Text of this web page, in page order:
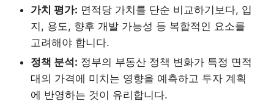
가치 평가: 면적당 가치를 단순 비교하기보다, 입
지, 용도, 향후 개발 가능성 등 복합적인 요소를
고려해야 합니다.
정책 분석: 정부의 부동산 정책 변화가 특정 면적
대의 가격에 미치는 영향을 예측하고 투자 계획
에 반영하는 것이 유리합니다.